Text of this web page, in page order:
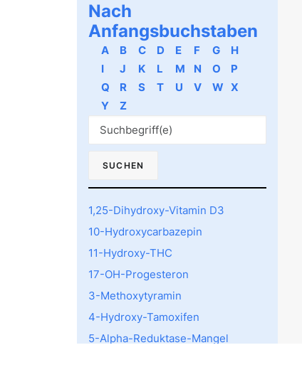
Nach
Anfangsbuchstaben
A B C D E F G
H
I
J K L M N O
P
Q
R S T U V W X
Y
Z
1,25-Dihydroxy-Vitamin D3
10-Hydroxycarbazepin
11-Hydroxy-THC
17-OH-Progesteron
3-Methoxytyramin
4-Hydroxy-Tamoxifen
5-Alpha-Reduktase-Mangel